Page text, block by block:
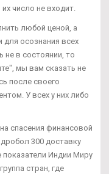
число не входит.
любой ценой, а
осознания всех
не в состоянии, то
мы вам сказать не
после своего
У всех у них либо
спасения финансовой
300 доставку
Индии Миру
стран, где